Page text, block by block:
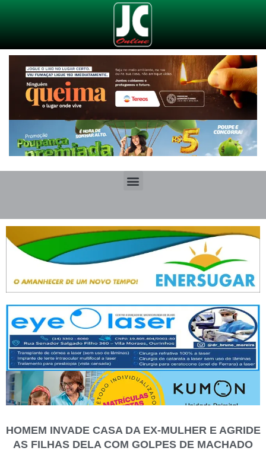
HOMEM INVADE CASA DA EX-MULHER E AGRIDE
AS FILHAS DELA COM GOLPES DE MACHADO